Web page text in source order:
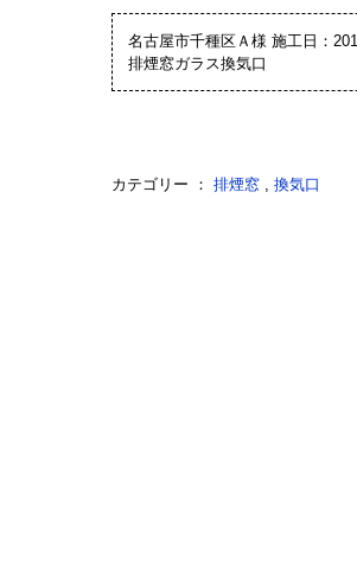
名古屋市千種区Ａ様 施工日：
排煙窓ガラス換気口
カテゴリー ： 排煙窓 , 換気口